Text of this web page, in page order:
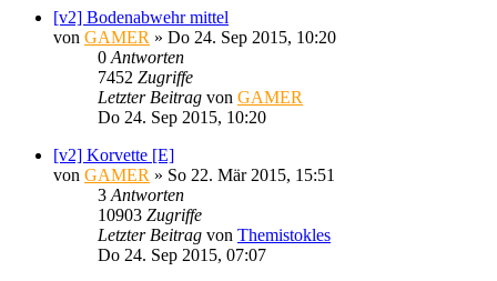
[v2] Bodenabwehr mittel
von GAMER » Do 24. Sep 2015, 10:20
0 Antworten
7452 Zugriffe
Letzter Beitrag von GAMER
Do 24. Sep 2015, 10:20
[v2] Korvette [E]
von GAMER » So 22. Mär 2015, 15:51
3 Antworten
10903 Zugriffe
Letzter Beitrag von Themistokles
Do 24. Sep 2015, 07:07